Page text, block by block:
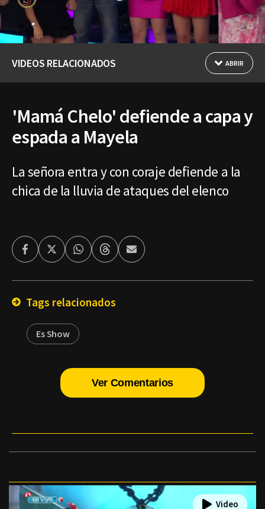
VIDEOS RELACIONADOS ABRIR
'Mamá Chelo' defiende a capa y
espada a Mayela
La señora entra y con coraje defiende a la
chica de la lluvia de ataques del elenco
FacebookTwitterWhatsappThreadsEnviar
por
Tags relacionados
Es Show
Ver Comentarios